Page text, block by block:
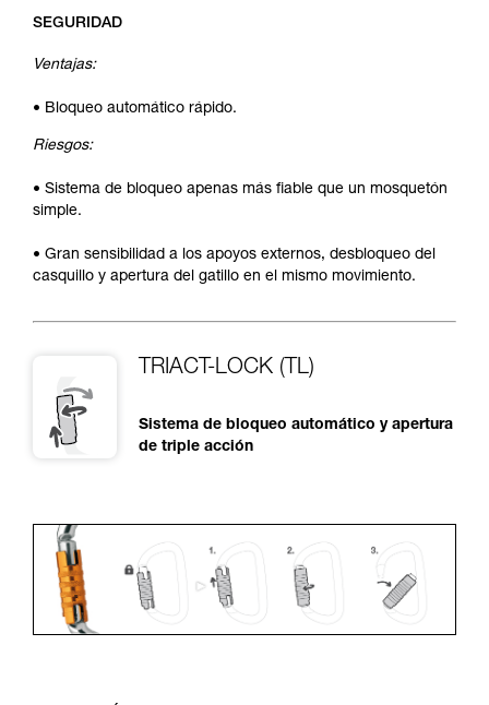
SEGURIDAD
Ventajas:
• Bloqueo automático rápido.
Riesgos:
• Sistema de bloqueo apenas más fiable que un mosquetón
simple.
• Gran sensibilidad a los apoyos externos, desbloqueo del
casquillo y apertura del gatillo en el mismo movimiento.
TRIACT-LOCK (TL)
Sistema de bloqueo automático y apertura
de triple acción